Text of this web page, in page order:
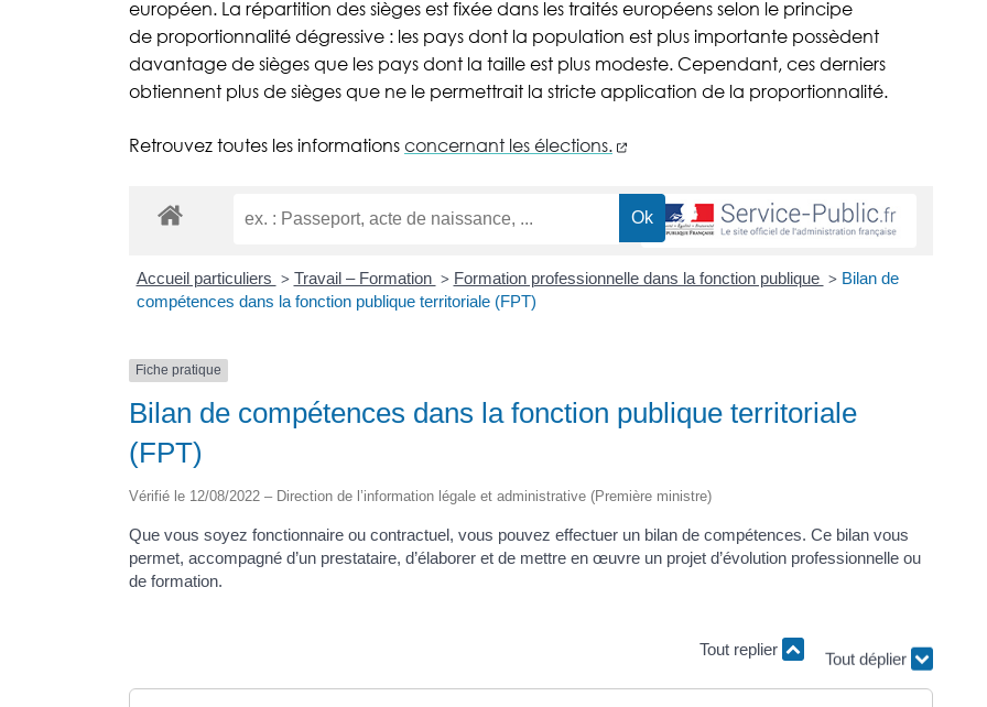
européen. La répartition des sièges est fixée dans les traités européens selon le principe
de proportionnalité dégressive : les pays dont la population est plus importante possèdent
davantage de sièges que les pays dont la taille est plus modeste. Cependant, ces derniers
obtiennent plus de sièges que ne le permettrait la stricte application de la proportionnalité.
Retrouvez toutes les informations concernant les élections. (nouvelle fenêtre)
Accueil particuliers > Travail – Formation > Formation professionnelle dans la fonction publique > Bilan de
compétences dans la fonction publique territoriale (FPT)
Fiche pratique
Bilan de compétences dans la fonction publique territoriale
(FPT)
Vérifié le 12/08/2022 – Direction de l’information légale et administrative (Première ministre)
Que vous soyez fonctionnaire ou contractuel, vous pouvez effectuer un bilan de compétences. Ce bilan vous
permet, accompagné d’un prestataire, d’élaborer et de mettre en œuvre un projet d’évolution professionnelle ou
de formation.
Tout replier